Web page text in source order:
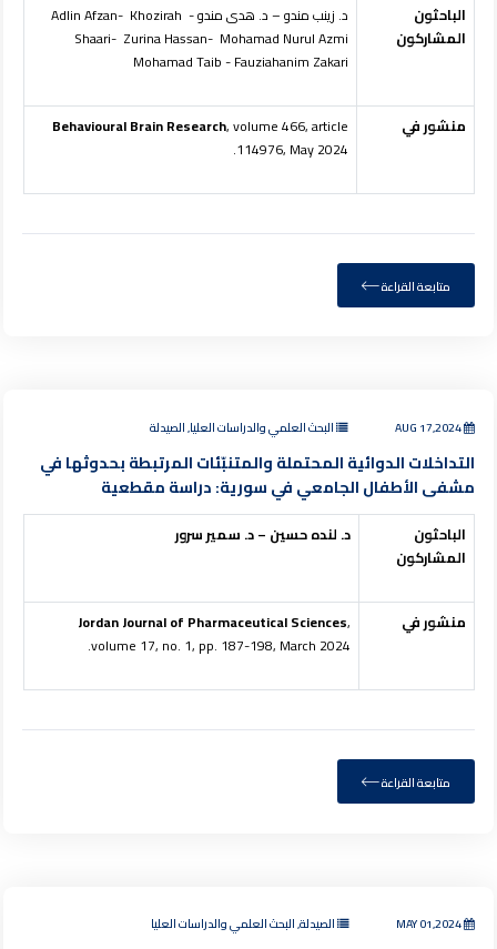
الباحثون
المشاركون
د. زينب مندو – د. هدى مندو - Adlin Afzan- Khozirah
Shaari- Zurina Hassan- Mohamad Nurul Azmi
Mohamad Taib - Fauziahanim Zakari
منشور في Behavioural Brain Research, volume 466, article
114976, May 2024.
متابعة القراءة
AUG 17,2024 البحث العلمي والدراسات العليا, الصيدلة
التداخلات الدوائية المحتملة والمتنبّئات المرتبطة بحدوثها في
مشفى الأطفال الجامعي في سورية: دراسة مقطعية
الباحثون
المشاركون
د. لنده حسين – د. سمير سرور
منشور في Jordan Journal of Pharmaceutical Sciences,
volume 17, no. 1, pp. 187-198, March 2024.
متابعة القراءة
MAY 01,2024 الصيدلة, البحث العلمي والدراسات العليا